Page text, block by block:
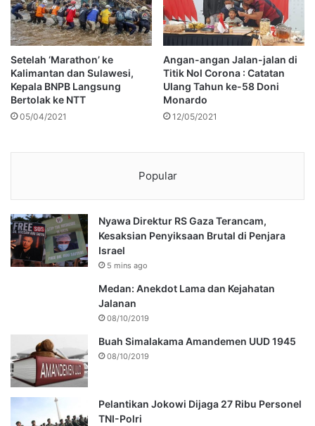
Setelah ‘Marathon’ ke
Kalimantan dan Sulawesi,
Kepala BNPB Langsung
Bertolak ke NTT
05/04/2021
Angan-angan Jalan-jalan di
Titik Nol Corona : Catatan
Ulang Tahun ke-58 Doni
Monardo
12/05/2021
Popular
Nyawa Direktur RS Gaza Terancam,
Kesaksian Penyiksaan Brutal di Penjara
Israel
5 mins ago
Medan: Anekdot Lama dan Kejahatan
Jalanan
08/10/2019
Buah Simalakama Amandemen UUD 1945
08/10/2019
Pelantikan Jokowi Dijaga 27 Ribu Personel
TNI-Polri